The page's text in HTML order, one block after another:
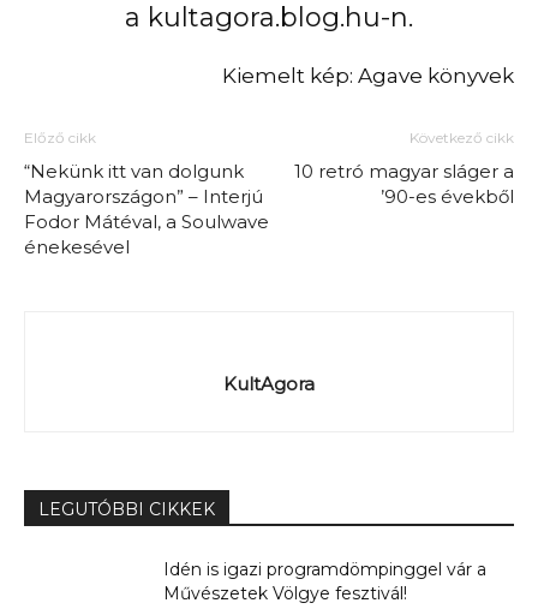
a kultagora.blog.hu-n.
Kiemelt kép: Agave könyvek
Előző cikk
“Nekünk itt van dolgunk
Magyarországon” – Interjú
Fodor Mátéval, a Soulwave
énekesével
Következő cikk
10 retró magyar sláger a
’90-es évekből
KultAgora
LEGUTÓBBI CIKKEK
Idén is igazi programdömpinggel vár a
Művészetek Völgye fesztivál!